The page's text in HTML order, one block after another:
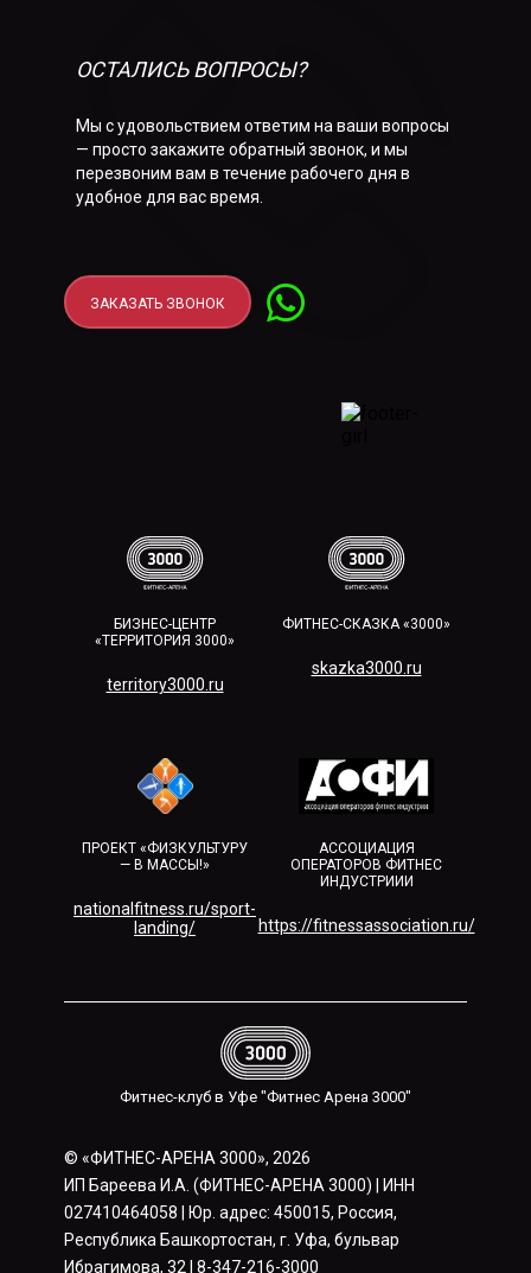
ОСТАЛИСЬ ВОПРОСЫ?
Мы с удовольствием ответим на ваши вопросы
— просто закажите обратный звонок, и мы
перезвоним вам в течение рабочего дня в
удобное для вас время.
ЗАКАЗАТЬ ЗВОНОК
БИЗНЕС-ЦЕНТР
«ТЕРРИТОРИЯ 3000»
territory3000.ru​
ФИТНЕС-СКАЗКА «3000»
skazka3000.ru
ПРОЕКТ «ФИЗКУЛЬТУРУ
— В МАССЫ!»
nationalfitness.ru/sport-
landing/
АССОЦИАЦИЯ
ОПЕРАТОРОВ ФИТНЕС
ИНДУСТРИИИ
https://fitnessassociation.ru/
Фитнес-клуб в Уфе "Фитнес Арена 3000"
© «ФИТНЕС-АРЕНА 3000», 2026
ИП Бареева И.А. (ФИТНЕС-АРЕНА 3000) | ИНН
027410464058 | Юр. адрес: 450015, Россия,
Республика Башкортостан, г. Уфа, бульвар
Ибрагимова, 32 | 8-347-216-3000